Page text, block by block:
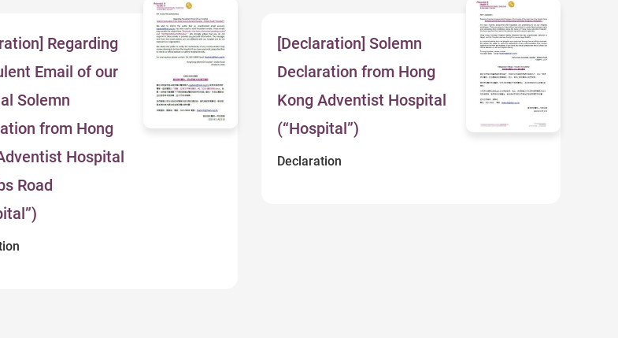
Regarding
Email of our
Solemn
from Hong
Hospital
Road
[Declaration] Solemn
Declaration from Hong
Kong Adventist Hospital
(“Hospital”)
Declaration